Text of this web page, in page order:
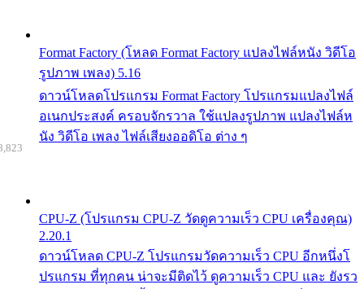
Format Factory (โหลด Format Factory แปลงไฟล์หนัง วิดีโอ
รูปภาพ เพลง) 5.16
ดาวน์โหลดโปรแกรม Format Factory โปรแกรมแปลงไฟล์
อเนกประสงค์ ครอบจักรวาล ใช้แปลงรูปภาพ แปลงไฟล์ห
นัง วิดีโอ เพลง ไฟล์เสียงออดิโอ ต่าง ๆ
CPU-Z (โปรแกรม CPU-Z วัดดูความเร็ว CPU เครื่องคุณ)
2.20.1
ดาวน์โหลด CPU-Z โปรแกรมวัดความเร็ว CPU อีกหนึ่งโ
ปรแกรม ที่ทุกคน น่าจะมีติดไว้ ดูความเร็ว CPU และ ยังรว